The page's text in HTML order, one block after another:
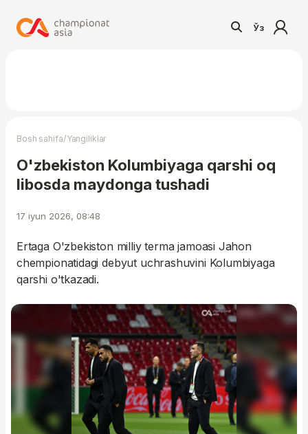
Ўз
Bosh sahifa/Yangiliklar
O'zbekiston Kolumbiyaga qarshi oq
libosda maydonga tushadi
17 iyun 2026, 08:48
Ertaga O'zbekiston milliy terma jamoasi Jahon
chempionatidagi debyut uchrashuvini Kolumbiyaga
qarshi o'tkazadi.